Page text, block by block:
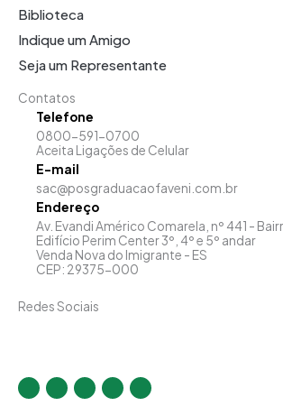
Biblioteca
Indique um Amigo
Seja um Representante
Contatos
Telefone
0800-591-0700
Aceita Ligações de Celular
E-mail
sac@posgraduacaofaveni.com.br
Endereço
Av. Evandi Américo Comarela, nº 441 -
Edifício Perim Center 3º, 4º e 5º andar
Venda Nova do Imigrante - ES
CEP: 29375-000
Redes Sociais
I
s
F
c
T
w
i
Y
u
L
n